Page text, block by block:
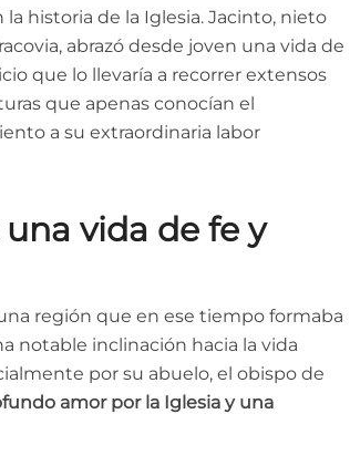
historia de la Iglesia. Jacinto, nieto
abrazó desde joven una vida de
que lo llevaría a recorrer extensos
que apenas conocían el
a su extraordinaria labor
vida de fe y
región que en ese tiempo formaba
notable inclinación hacia la vida
por su abuelo, el obispo de
amor por la Iglesia y una